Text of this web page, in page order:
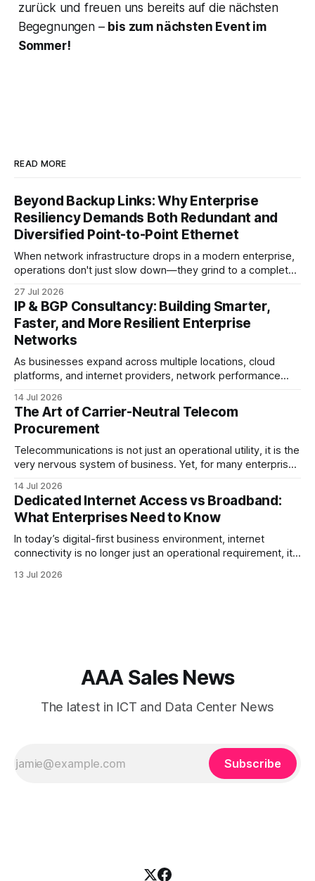
zurück und freuen uns bereits auf die nächsten
Begegnungen – bis zum nächsten Event im
Sommer!
READ MORE
Beyond Backup Links: Why Enterprise
Resiliency Demands Both Redundant and
Diversified Point-to-Point Ethernet
When network infrastructure drops in a modern enterprise,
operations don't just slow down—they grind to a complete
provider, connecting branch offices, or feeding low-latency
trading desks, high-bandwidth Point-to-Point (P2P)
Ethernet is the lifeblood
27 Jul 2026
IP & BGP Consultancy: Building Smarter,
Faster, and More Resilient Enterprise
Networks
As businesses expand across multiple locations, cloud
platforms, and internet providers, network performance
strategy and optimized Border Gateway Protocol (BGP)
configuration are fundamental to maintaining reliable,
secure, and high-performing connectivity. At JMP
Technology Services, we help enterprises, internet service
14 Jul 2026
The Art of Carrier-Neutral Telecom
Procurement
Telecommunications is not just an operational utility, it is the
very nervous system of business. Yet, for many enterprise
the most opaque, difficult-to-benchmark, and risk-heavy
cost centers on the balance sheet. When organizations rely
on single-carrier relationships or
14 Jul 2026
Dedicated Internet Access vs Broadband:
What Enterprises Need to Know
In today’s digital-first business environment, internet
connectivity is no longer just an operational requirement, it
collaboration, cybersecurity, and customer experience. As
13 Jul 2026
AAA Sales News
The latest in ICT and Data Center News
Subscribe